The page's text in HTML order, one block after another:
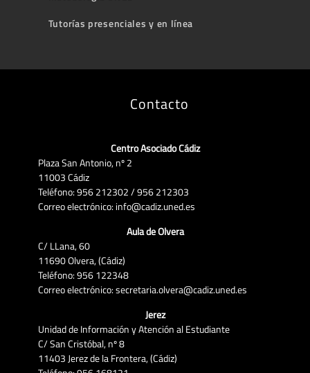
Tutorías presenciales y en línea
Contacto
Centro Asociado Cádiz
Plaza San Antonio, nº 2
11003 Cádiz
Teléfono: 956 212302 / 956 212303
Correo electrónico: info@cadiz.uned.es
Aula de Olvera
C/ LLana, 60
11690 Olvera, (Cádiz)
Teléfono: 956 122348
Correo electrónico: secretaria.olvera@cadiz.uned.es
Jerez
Unidad de Información y Atención al Estudiante
C/ San Cristóbal, nº 8
11403 Jerez de la Frontera, (Cádiz)